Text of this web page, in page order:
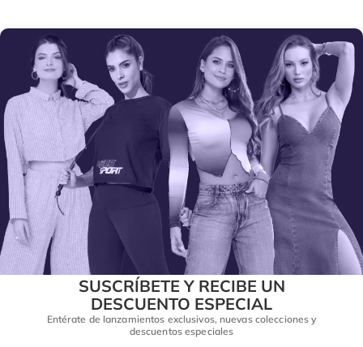
SUSCRÍBETE Y RECIBE UN
DESCUENTO ESPECIAL
Entérate de lanzamientos exclusivos, nuevas colecciones y
descuentos especiales